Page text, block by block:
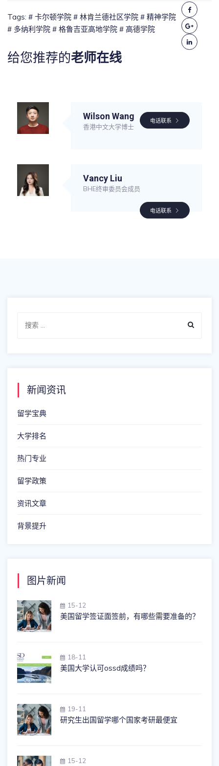
Tags: # 卡尔顿学院 # 林肯兰德社区学院 # 精神学院
# 多纳利学院 # 格鲁吉亚高地学院 # 高德学院
给您推荐的老师在线
Wilson Wang
香港中文大学博士
电话联系
Vancy Liu
BHE终审委员会成员
电话联系
新闻资讯
留学宝典
大学排名
热门专业
留学政策
资讯文章
背景提升
图片新闻
15-12
美国留学签证面签前，有哪些需要准备的？
18-11
美国大学认可ossd成绩吗？
19-11
研究生出国留学哪个国家考研最便宜
15-12